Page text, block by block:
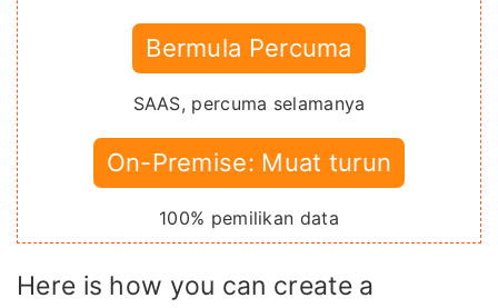
Bermula Percuma
SAAS, percuma selamanya
On-Premise: Muat turun
100% pemilikan data
Here is how you can create a